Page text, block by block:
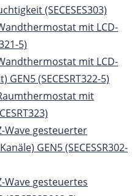
(SECESES303)
mit LCD-
5)
mit LCD-
(SECESRT322-5)
mit
Wave gesteuerter
GEN5 (SECESSR302-
Wave gesteuertes